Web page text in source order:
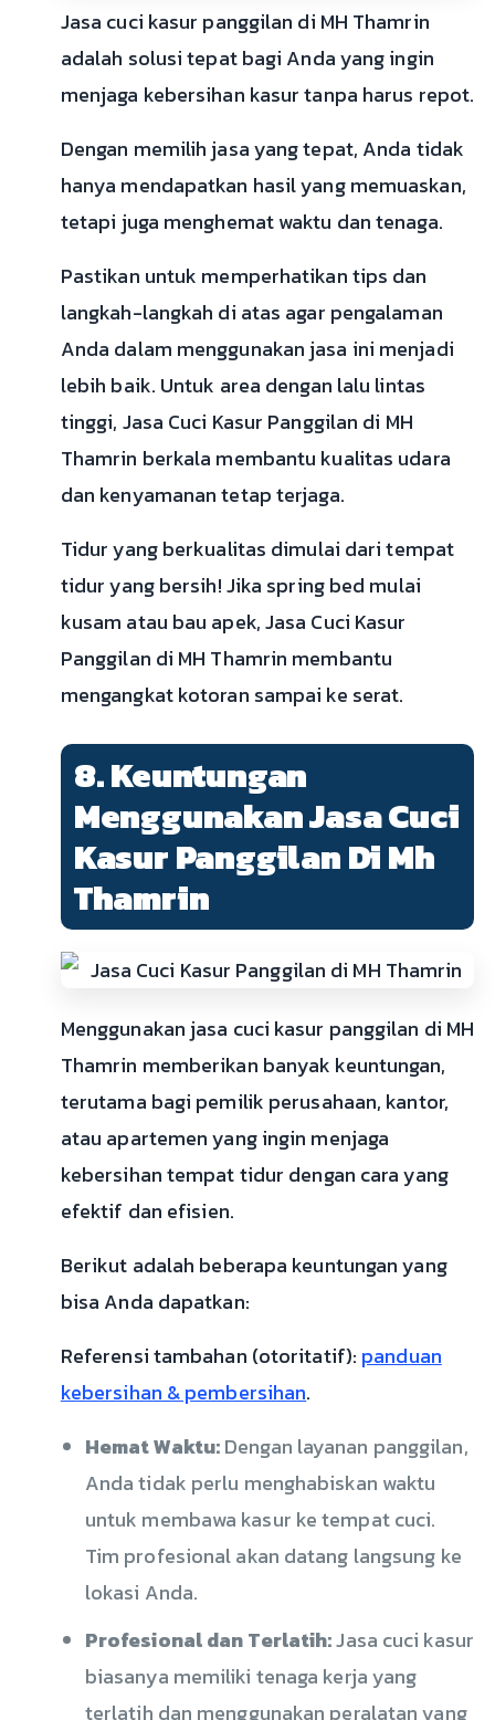
Jasa cuci kasur panggilan di MH Thamrin
adalah solusi tepat bagi Anda yang ingin
menjaga kebersihan kasur tanpa harus repot.
Dengan memilih jasa yang tepat, Anda tidak
hanya mendapatkan hasil yang memuaskan,
tetapi juga menghemat waktu dan tenaga.
Pastikan untuk memperhatikan tips dan
langkah-langkah di atas agar pengalaman
Anda dalam menggunakan jasa ini menjadi
lebih baik. Untuk area dengan lalu lintas
tinggi, Jasa Cuci Kasur Panggilan di MH
Thamrin berkala membantu kualitas udara
dan kenyamanan tetap terjaga.
Tidur yang berkualitas dimulai dari tempat
tidur yang bersih! Jika spring bed mulai
kusam atau bau apek, Jasa Cuci Kasur
Panggilan di MH Thamrin membantu
mengangkat kotoran sampai ke serat.
8. Keuntungan
Menggunakan Jasa Cuci
Kasur Panggilan Di Mh
Thamrin
Menggunakan jasa cuci kasur panggilan di MH
Thamrin memberikan banyak keuntungan,
terutama bagi pemilik perusahaan, kantor,
atau apartemen yang ingin menjaga
kebersihan tempat tidur dengan cara yang
efektif dan efisien.
Berikut adalah beberapa keuntungan yang
bisa Anda dapatkan:
Referensi tambahan (otoritatif): panduan
kebersihan & pembersihan.
Hemat Waktu:Dengan layanan panggilan,
Anda tidak perlu menghabiskan waktu
untuk membawa kasur ke tempat cuci.
Tim profesional akan datang langsung ke
lokasi Anda.
Profesional dan Terlatih:Jasa cuci kasur
biasanya memiliki tenaga kerja yang
terlatih dan menggunakan peralatan yang